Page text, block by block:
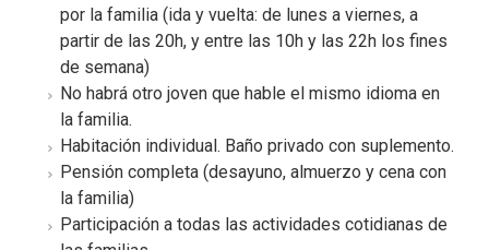
por la familia (ida y vuelta: de lunes a viernes, a
partir de las 20h, y entre las 10h y las 22h los fines
de semana)
No habrá otro joven que hable el mismo idioma en
la familia.
Habitación individual. Baño privado con suplemento.
Pensión completa (desayuno, almuerzo y cena con
la familia)
Participación a todas las actividades cotidianas de